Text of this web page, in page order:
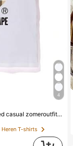
4
Heren katoenen T-shirt, oversized casual zomeroutfit, print met apenkop, streetwear, korte mouwen
T-shirts